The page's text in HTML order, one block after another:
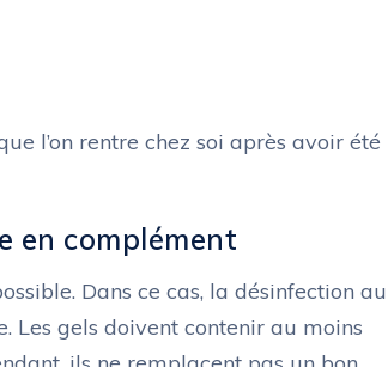
l’on rentre chez soi après avoir été
en complément
Dans ce cas, la désinfection au
Les gels doivent contenir au moins